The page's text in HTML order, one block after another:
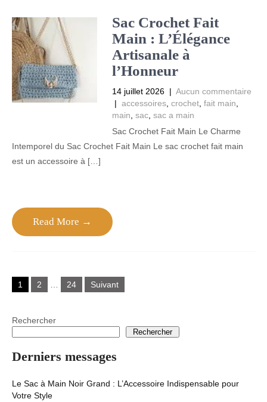
Sac Crochet Fait
Main : L’Élégance
Artisanale à
l’Honneur
14 juillet 2026 | Aucun commentaire
| accessoires, crochet, fait main
main sac, sac a main
Sac Crochet Fait Main Le Charme
Intemporel du Sac Crochet Fait Main Le sac crochet fait main
est un accessoire à […]
Read More →
Pagination
des
publications
1 2 24 Suivant
Rechercher
Rechercher
Derniers messages
Le Sac à Main Noir Grand : L’Accessoire Indispensable pour
Votre Style